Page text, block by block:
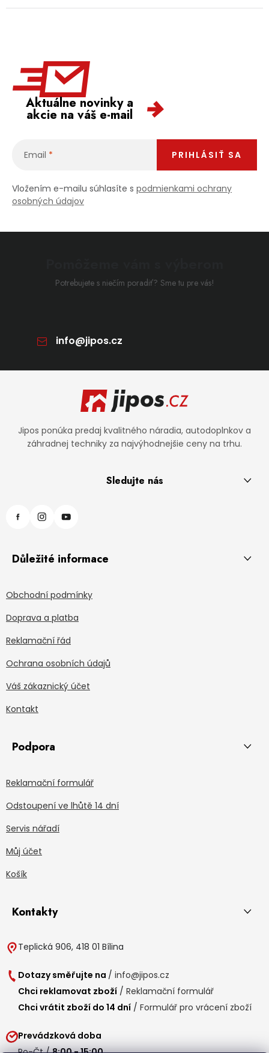
Aktuálne novinky a
akcie na váš e-mail
Email
Vložením e-mailu súhlasíte s podmienkami ochrany
osobných údajov
PRIHLÁSIŤ SA
Potrebujete s niečím poradiť? Sme tu pre vás!
info@jipos.cz
Jipos ponúka predaj kvalitného náradia, autodoplnkov a
záhradnej techniky za najvýhodnejšie ceny na trhu.
Sledujte nás
Důležité informace
Obchodní podmínky
Doprava a platba
Reklamační řád
Ochrana osobních údajů
Váš zákaznický účet
Kontakt
Podpora
Reklamační formulář
Odstoupení ve lhůtě 14 dní
Servis nářadí
Můj účet
Košík
Kontakty
Teplická 906, 418 01 Bílina
Dotazy směřujte na / info@jipos.cz
Chci reklamovat zboží / Reklamační formulář
Chci vrátit zboží do 14 dní / Formulář pro vrácení zboží
Prevádzková doba